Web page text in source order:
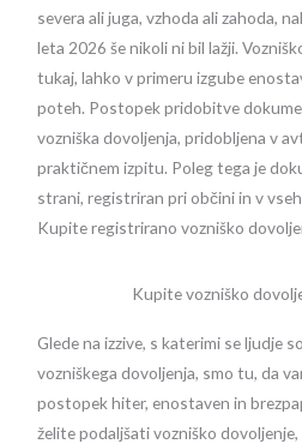
severa ali juga, vzhoda ali zahoda,
leta 2026 še nikoli ni bil lažji.
tukaj, lahko v primeru izgube
poteh. Postopek pridobitve
vozniška dovoljenja, pridobljena v
praktičnem izpitu. Poleg tega je
strani, registriran pri občini in v
Kupite registrirano vozniško
Kupite vozniško
Glede na izzive, s katerimi se ljudje
vozniškega dovoljenja, smo tu, da
postopek hiter, enostaven in
želite podaljšati vozniško